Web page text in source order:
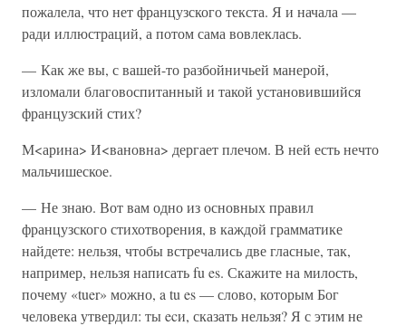
пожалела, что нет французского текста. Я и начала —
ради иллюстраций, а потом сама вовлеклась.
— Как же вы, с вашей-то разбойничьей манерой,
изломали благовоспитанный и такой установившийся
французский стих?
М<арина> И<вановна> дергает плечом. В ней есть нечто
мальчишеское.
— Не знаю. Вот вам одно из основных правил
французского стихотворения, в каждой грамматике
найдете: нельзя, чтобы встречались две гласные, так,
например, нельзя написать fu es. Скажите на милость,
почему «tuer» можно, a tu es — слово, которым Бог
человека утвердил: ты ecи, сказать нельзя? Я с этим не